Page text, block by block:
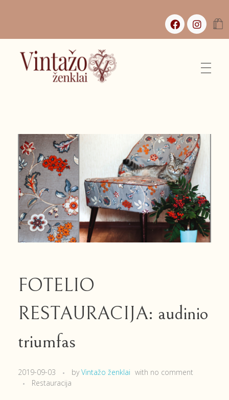
FOTELIO
RESTAURACIJA: audinio
triumfas
2019-09-03 by Vintažo ženklai with no comment
Restauracija